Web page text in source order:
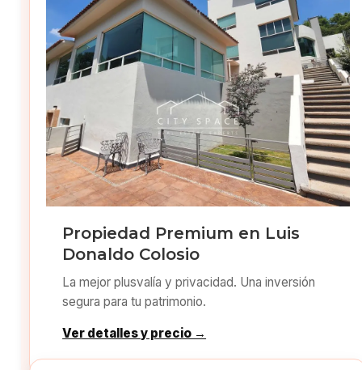
Propiedad Premium en Luis
Donaldo Colosio
La mejor plusvalía y privacidad. Una inversión
segura para tu patrimonio.
Ver detalles y precio →